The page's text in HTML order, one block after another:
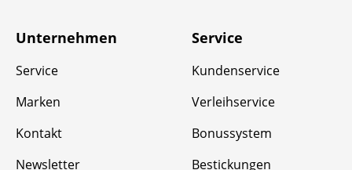
Unternehmen
Service
Marken
Kontakt
Newsletter
Service
Kundenservice
Verleihservice
Bonussystem
Bestickungen